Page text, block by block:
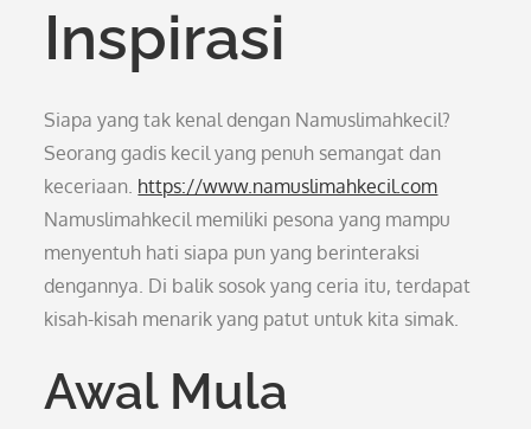
Inspirasi
Siapa yang tak kenal dengan Namuslimahkecil?
Seorang gadis kecil yang penuh semangat dan
keceriaan. https://www.namuslimahkecil.com
Namuslimahkecil memiliki pesona yang mampu
menyentuh hati siapa pun yang berinteraksi
dengannya. Di balik sosok yang ceria itu, terdapat
kisah-kisah menarik yang patut untuk kita simak.
Awal Mula